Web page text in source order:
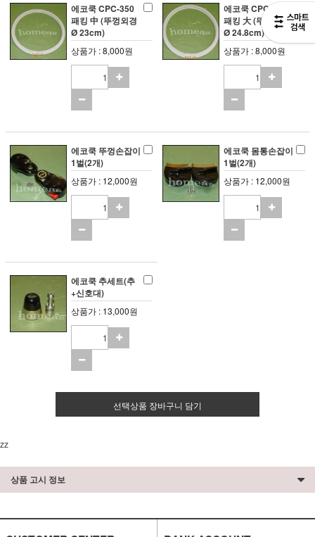
에코쿡 CPC-350
패킹 中 (뚜껑외경
Ø 23cm)
상품가 : 8,000원
에코쿡 CPC-500
패킹 大 (뚜껑외경
Ø 24.8cm)
상품가 : 8,000원
에코쿡 뚜껑손잡이
1벌(2개)
상품가 : 12,000원
에코쿡 몸통손잡이
1벌(2개)
상품가 : 12,000원
에코쿡 추세트(추
+신호대)
상품가 : 13,000원
선택상품 장바구니 담기
zz
상품 고시 정보